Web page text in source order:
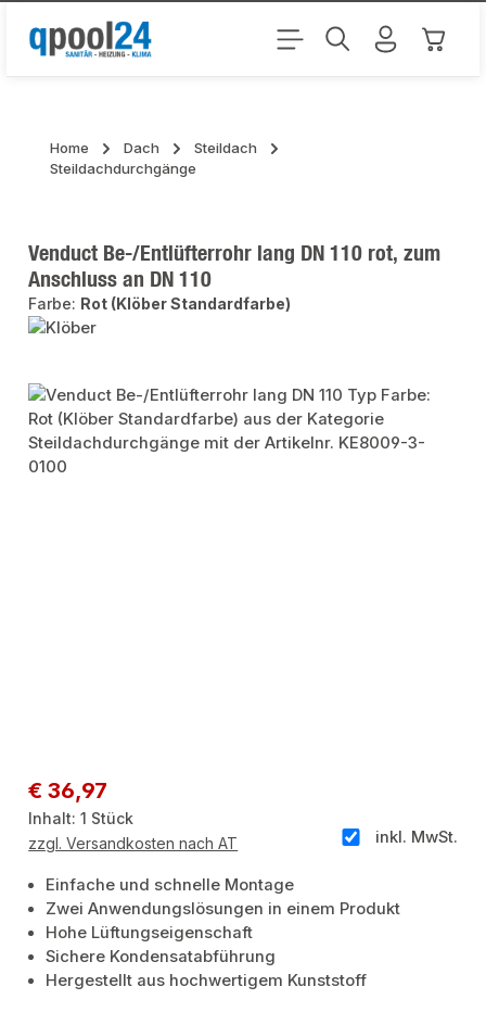
Zum Hauptinhalt springen
Home Dach
Steildach
Steildachdurchgänge
Venduct Be-/Entlüfterrohr lang DN 110 rot, zum
Anschluss an DN 110
Farbe: Rot (Klöber Standardfarbe)
Bildergalerie überspringen
Regulärer Preis:
€ 36,97
Inhalt:1 Stück
inkl. MwSt.
zzgl. Versandkosten nach AT
Einfache und schnelle Montage
Zwei Anwendungslösungen in einem Produkt
Hohe Lüftungseigenschaft
Sichere Kondensatabführung
Hergestellt aus hochwertigem Kunststoff